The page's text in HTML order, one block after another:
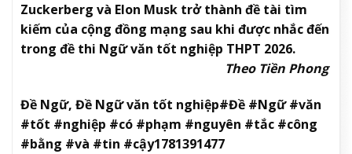
Zuckerberg và Elon Musk trở thành đề tài tìm
kiếm của cộng đồng mạng sau khi được nhắc đến
trong đề thi Ngữ văn tốt nghiệp THPT 2026.
​Theo Tiền Phong
Đề Ngữ, Đề Ngữ văn tốt nghiệp#Đề #Ngữ #văn
#tốt #nghiệp #có #phạm #nguyên #tắc #công
#bằng #và #tin #cậy1781391477